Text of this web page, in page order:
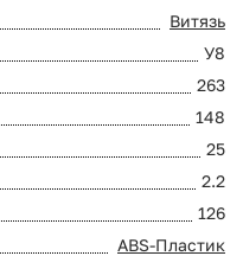
Витязь
У8
263
148
25
2.2
126
ABS-Пластик